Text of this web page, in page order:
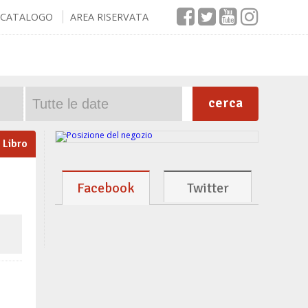
CATALOGO AREA RISERVATA
cerca
Libro
Facebook Twitter